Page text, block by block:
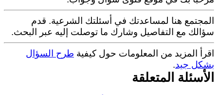
المجتمع هنا لمساعدتك في أسئلتك الشرعية. قدم
سؤالك مع التفاصيل وشارك ما توصلت إليه عبر البحث.
اقرأ المزيد من المعلومات حول كيفية طرح السؤال
بشكل جيد.
الأسئلة المتعلقة